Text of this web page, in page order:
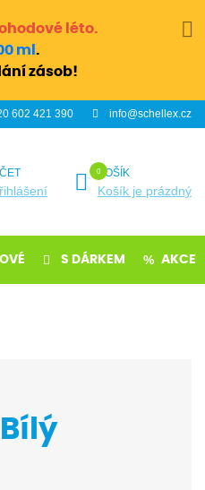
léto.
ml .
zásob!
602 421 390 info@schellex.cz
KOŠÍK
Košík je prázdný
S DÁRKEM AKCE